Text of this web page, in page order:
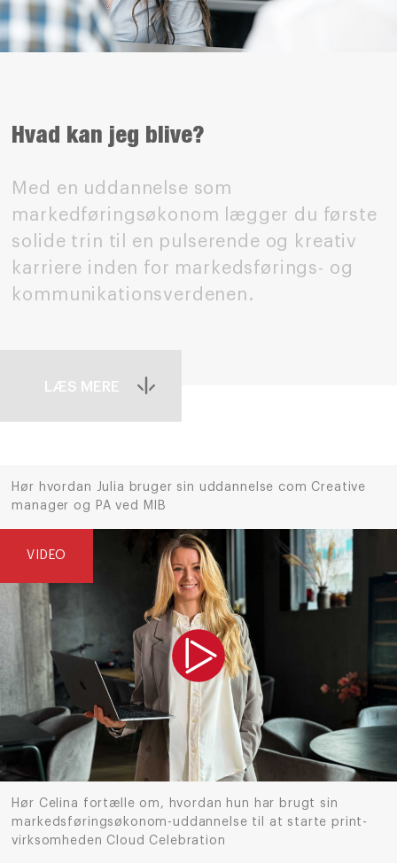
Hvad kan jeg blive?
Med en uddannelse som
markedføringsøkonom lægger du første
solide trin til en pulserende og kreativ
karriere inden for markedsførings- og
kommunikationsverdenen.
LÆS MERE
Hør hvordan Julia bruger sin uddannelse com Creative
manager og PA ved MIB
VIDEO
Hør Celina fortælle om, hvordan hun har brugt sin
markedsføringsøkonom-uddannelse til at starte print-
virksomheden Cloud Celebration